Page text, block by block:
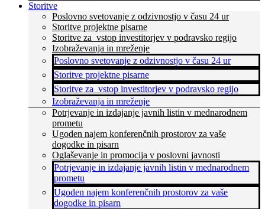
Storitve
Poslovno svetovanje z odzivnostjo v času 24 ur
Storitve projektne pisarne
Storitve za vstop investitorjev v podravsko regijo
Izobraževanja in mreženje
Poslovno svetovanje z odzivnostjo v času 24 ur
Storitve projektne pisarne
Storitve za vstop investitorjev v podravsko regijo
Izobraževanja in mreženje
Potrjevanje in izdajanje javnih listin v mednarodnem
prometu
Ugoden najem konferenčnih prostorov za vaše
dogodke in pisarn
Oglaševanje in promocija v poslovni javnosti
Potrjevanje in izdajanje javnih listin v mednarodnem
prometu
Ugoden najem konferenčnih prostorov za vaše
dogodke in pisarn